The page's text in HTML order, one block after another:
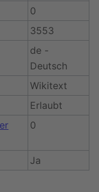
0
3553
de -
Deutsch
Wikitext
Erlaubt
0
Ja